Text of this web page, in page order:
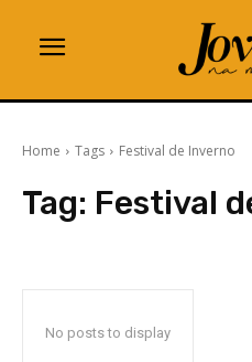
Home Tags Festival de Inverno
Tag: Festival
No posts to display